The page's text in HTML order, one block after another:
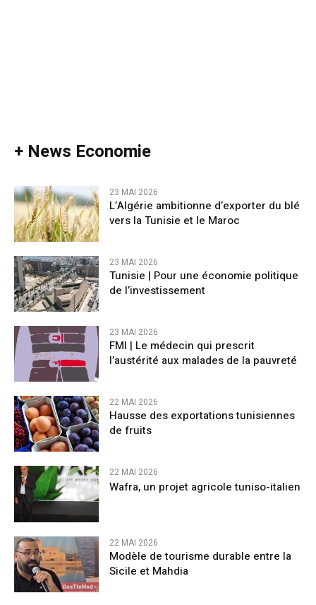
+ News Economie
23 MAI 2026
L’Algérie ambitionne d’exporter du blé
vers la Tunisie et le Maroc
23 MAI 2026
Tunisie | Pour une économie politique
de l’investissement
23 MAI 2026
FMI | Le médecin qui prescrit
l’austérité aux malades de la pauvreté
22 MAI 2026
Hausse des exportations tunisiennes
de fruits
22 MAI 2026
Wafra, un projet agricole tuniso-italien
22 MAI 2026
Modèle de tourisme durable entre la
Sicile et Mahdia